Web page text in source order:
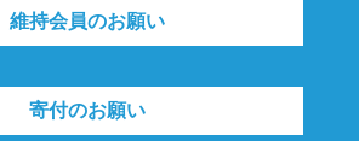
維持会員のお願い
寄付のお願い